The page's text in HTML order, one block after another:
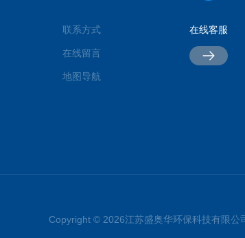
联系方式
在线留言
地图导航
在线客服
Copyright © 2026江苏盛奥华环保科技有限